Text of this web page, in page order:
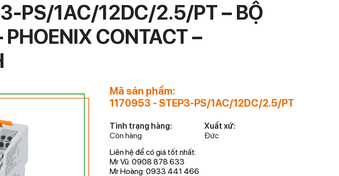
PS/1AC/12DC/2.5/PT – BỘ
CONTACT –
Mã sản phẩm:
1170953 - STEP3-PS/1AC/12DC/2.5/PT
Tình trạng hàng:
Còn hàng
Xuất xứ:
Đức
Liên hệ để có giá tốt nhất:
Mr Vũ: 0908 878 633
Mr Hoàng: 0933 441 466